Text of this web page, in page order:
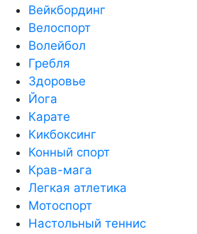
Вейкбординг
Велоспорт
Волейбол
Гребля
Здоровье
Йога
Карате
Кикбоксинг
Конный спорт
Крав-мага
Легкая атлетика
Мотоспорт
Настольный теннис